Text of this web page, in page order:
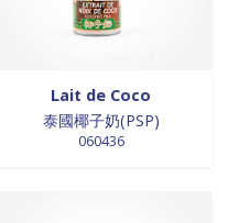
Lait de Coco
泰國椰子奶(PSP)
060436